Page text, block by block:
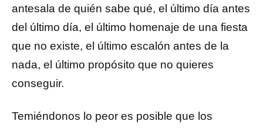
antesala de quién sabe qué, el último día antes
del último día, el último homenaje de una fiesta
que no existe, el último escalón antes de la
nada, el último propósito que no quieres
conseguir.
Temiéndonos lo peor es posible que los